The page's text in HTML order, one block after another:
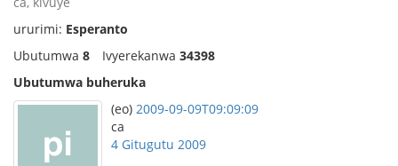
ururimi: Esperanto
Ubutumwa 8 Ivyerekanwa 34398
Ubutumwa buheruka
(eo) 2009-09-09T09:09:09
ca
4 Gitugutu 2009